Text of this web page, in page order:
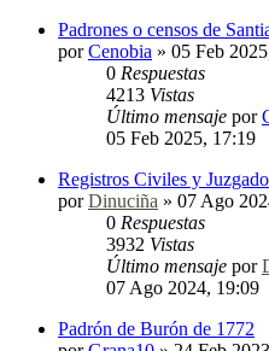
Padrones o censos de
porCenobia » 05 Feb
0 Respuestas
4213 Vistas
Último mensaje por
05 Feb 2025, 17:19
Registros Civiles y
porDinuciña » 07 Ago
0 Respuestas
3932 Vistas
Último mensaje por
07 Ago 2024, 19:09
Padrón de Burón de 1772